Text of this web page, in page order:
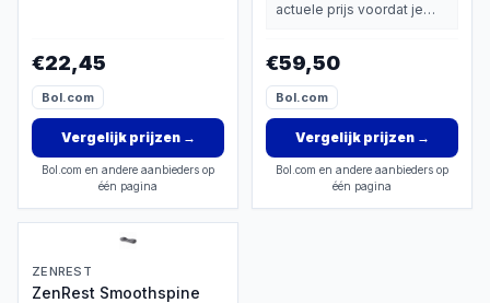
€22,45
Bol.com
Vergelijk prijzen→
Bol.com en andere aanbieders op
één pagina
actuele prijs voordat je
€59,50
Bol.com
Vergelijk prijzen→
Bol.com en andere aanbieders op
één pagina
ZENREST
ZenRest Smoothspine